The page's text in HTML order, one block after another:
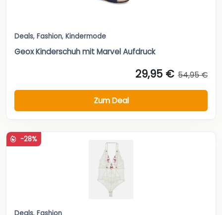
Deals, Fashion, Kindermode
Geox Kinderschuh mit Marvel Aufdruck
29,95 € 54,95 €
Zum Deal
-28%